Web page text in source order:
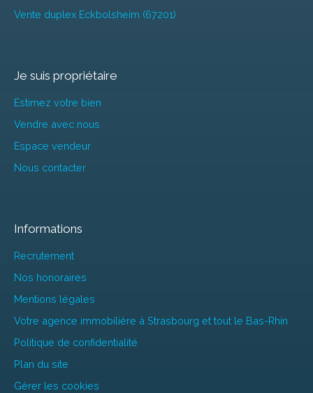
Vente duplex Eckbolsheim (67201)
Je suis propriétaire
Estimez votre bien
Vendre avec nous
Espace vendeur
Nous contacter
Informations
Recrutement
Nos honoraires
Mentions légales
Votre agence immobilière à Strasbourg et tout le Bas-Rhin
Politique de confidentialité
Plan du site
Gérer les cookies